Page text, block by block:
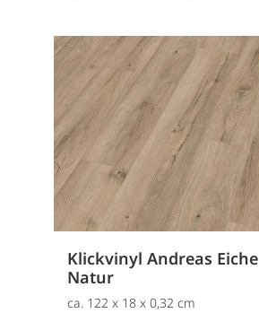
Klickvinyl Andreas Eiche
Natur
ca. 122 x 18 x 0,32 cm